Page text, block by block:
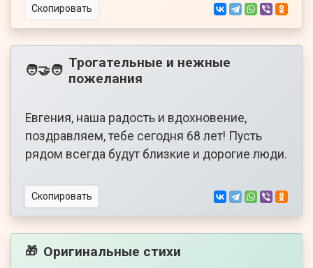
Скопировать
🧑‍🤝‍🧑 Трогательные и нежные
пожелания
Евгения, наша радость и вдохновение,
поздравляем, тебе сегодня 68 лет! Пусть
рядом всегда будут близкие и дорогие люди.
Скопировать
🎁 Оригинальные стихи